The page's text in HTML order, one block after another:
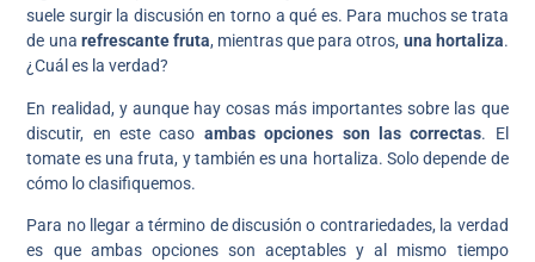
suele surgir la discusión en torno a qué es. Para muchos se trata
de una refrescante fruta, mientras que para otros, una hortaliza.
¿Cuál es la verdad?
En realidad, y aunque hay cosas más importantes sobre las que
discutir, en este caso ambas opciones son las correctas. El
tomate es una fruta, y también es una hortaliza. Solo depende de
cómo lo clasifiquemos.
Para no llegar a término de discusión o contrariedades, la verdad
es que ambas opciones son aceptables y al mismo tiempo